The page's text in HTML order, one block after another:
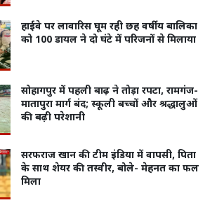
हाईवे पर लावारिस घूम रही छह वर्षीय बालिका
को 100 डायल ने दो घंटे में परिजनों से मिलाया
सोहागपुर में पहली बाढ़ ने तोड़ा रपटा, रामगंज-
मातापुरा मार्ग बंद; स्कूली बच्चों और श्रद्धालुओं
की बढ़ी परेशानी
सरफराज खान की टीम इंडिया में वापसी, पिता
के साथ शेयर की तस्वीर, बोले- मेहनत का फल
मिला